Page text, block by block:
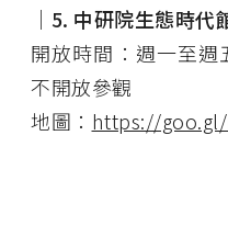
│5. 中研院生態時代
開放時間：週一至週
不開放參觀
地圖： https://